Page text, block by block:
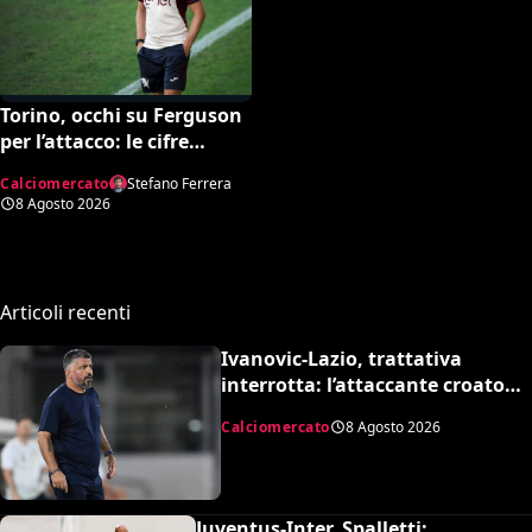
Torino, occhi su Ferguson
per l’attacco: le cifre
Calciomercato
Stefano Ferrera
8 Agosto 2026
Articoli recenti
Ivanovic-Lazio, trattativa
interrotta: l’attaccante croato
Calciomercato 8 Agosto 2026